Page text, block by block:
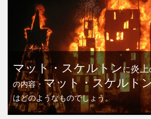
マット・スケルトン に炎上
の内容・ マット・スケルト
はどのようなものでしょう。